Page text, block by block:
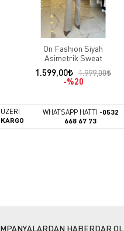
On Fashıon Siyah
Asimetrik Sweat
1.599,00
1.999,00
%20
WHATSAPP HATTI -0532
668 67 73
HABERDAR